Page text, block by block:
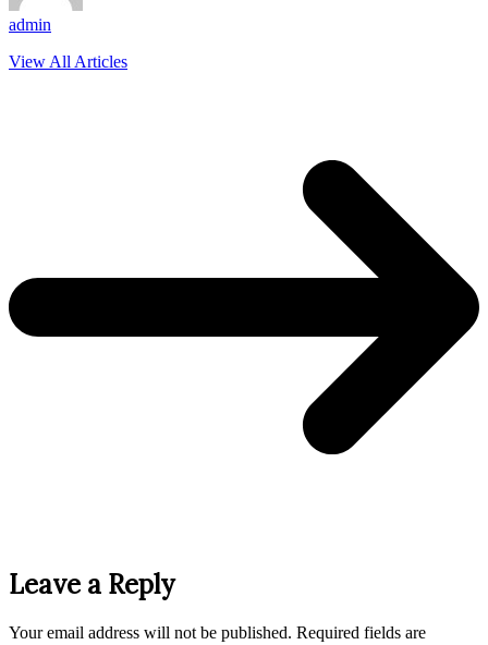
admin
View All Articles
Leave a Reply
Your email address will not be published. Required fields are